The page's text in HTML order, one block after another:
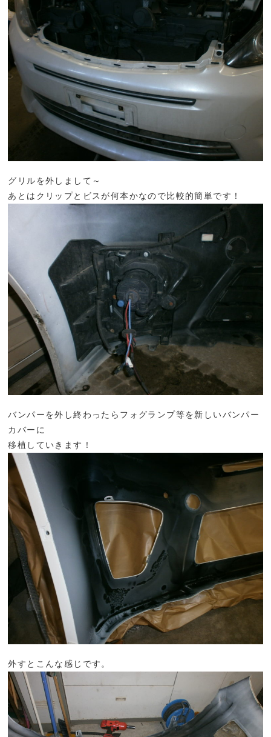
グリルを外しまして～
あとはクリップとビスが何本かなので比較的簡単です！
バンパーを外し終わったらフォグランプ等を新しいバンパー
カバーに
移植していきます！
外すとこんな感じです。